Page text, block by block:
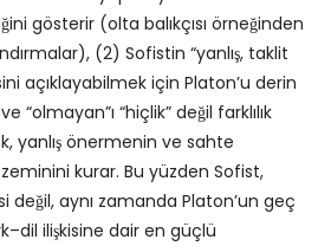
gösterir (olta balıkçısı örneğinden
(2) Sofistin “yanlış, taklit
açıklayabilmek için Platon’u derin
“hiçlik” değil farklılık
yanlış önermenin ve sahte
kurar. Bu yüzden Sofist,
değil, aynı zamanda Platon’un geç
ilişkisine dair en güçlü